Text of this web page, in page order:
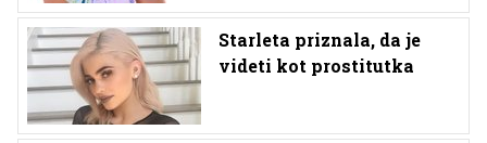
Starleta priznala, da je
videti kot prostitutka